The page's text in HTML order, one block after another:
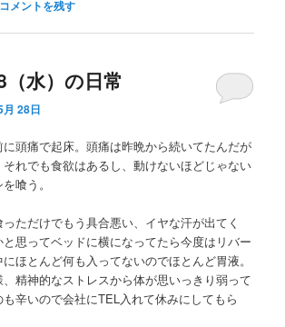
コメントを残す
水）の日常
28日
頭痛で起床。頭痛は昨晩から続いてたんだが
れでも食欲はあるし、動けないほどじゃない
喰う。
ただけでもう具合悪い、イヤな汗が出てく
思ってベッドに横になってたら今度はリバー
ほとんど何も入ってないのでほとんど胃液。
精神的なストレスから体が思いっきり弱って
辛いので会社にTEL入れて休みにしてもら